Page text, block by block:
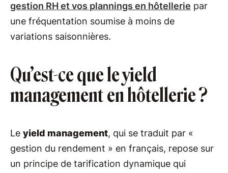
gestion RH et vos plannings en hôtellerie par
une fréquentation soumise à moins de
variations saisonnières.
Qu’est-ce que le yield
management en hôtellerie ?
Le yield management, qui se traduit par «
gestion du rendement » en français, repose sur
un principe de tarification dynamique qui